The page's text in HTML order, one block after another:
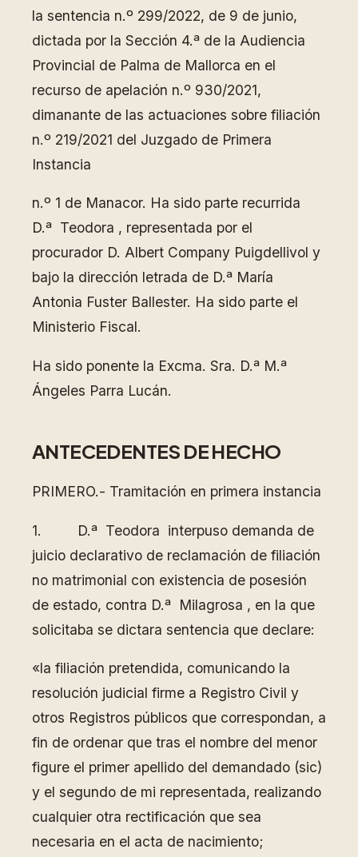
la sentencia n.º 299/2022, de 9 de junio,
dictada por la Sección 4.ª de la Audiencia
Provincial de Palma de Mallorca en el
recurso de apelación n.º 930/2021,
dimanante de las actuaciones sobre filiación
n.º 219/2021 del Juzgado de Primera
Instancia
n.º 1 de Manacor. Ha sido parte recurrida
D.ª Teodora , representada por el
procurador D. Albert Company Puigdellivol y
bajo la dirección letrada de D.ª María
Antonia Fuster Ballester. Ha sido parte el
Ministerio Fiscal.
Ha sido ponente la Excma. Sra. D.ª M.ª
Ángeles Parra Lucán.
ANTECEDENTES DE HECHO
PRIMERO.- Tramitación en primera instancia
1. D.ª Teodora interpuso demanda de
juicio declarativo de reclamación de filiación
no matrimonial con existencia de posesión
de estado, contra D.ª Milagrosa , en la que
solicitaba se dictara sentencia que declare:
«la filiación pretendida, comunicando la
resolución judicial firme a Registro Civil y
otros Registros públicos que correspondan, a
fin de ordenar que tras el nombre del menor
figure el primer apellido del demandado (sic)
y el segundo de mi representada, realizando
cualquier otra rectificación que sea
necesaria en el acta de nacimiento;